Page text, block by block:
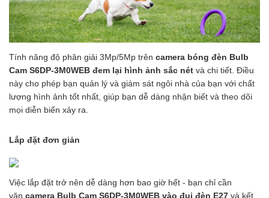
Tính năng độ phân giải 3Mp/5Mp trên camera bóng đèn Bulb
Cam S6DP-3M0WEB đem lại hình ảnh sắc nét và chi tiết. Điều
này cho phép bạn quản lý và giám sát ngôi nhà của bạn với chất
lượng hình ảnh tốt nhất, giúp bạn dễ dàng nhận biết và theo dõi
mọi diễn biến xảy ra.
Lắp đặt đơn giản
Việc lắp đặt trở nên dễ dàng hơn bao giờ hết - bạn chỉ cần
vặn camera Bulb Cam S6DP-3M0WEB vào đui đèn E27 và kết